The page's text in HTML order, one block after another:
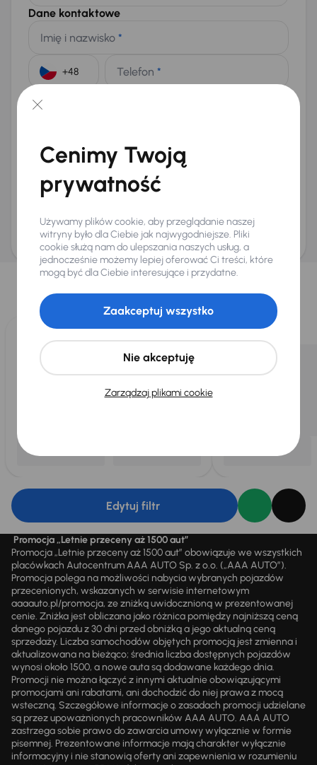
Dane kontaktowe
Imię i nazwisko *
Telefon *
E-mail
Na numer telefonu (opcjonalnie)
Wyślij zapytanie
ani zagwarantowaną dostępnością pojazdu. AURES Holdings a.s., z siedzibą
Dopraváků 874/15, Čimice, 184 00 Praga 8, będzie przechowywać i przetwarzać
Twoje dane osobowe zgodnie z zasadami ochrony i przetwarzaniadanych
osobowych
Wybraliśmy dla Ciebie
Wybieramy dla Ciebienajlepsze pojazdyz naszej oferty. Kupimy
dla Ciebiedo 400 pojazdówkażdego dnia.
Edytuj filtr
Promocja „Letnie przeceny aż 1500 aut”
Promocja „Letnie przeceny aż 1500 aut” obowiązuje we wszystkich
placówkach Autocentrum AAA AUTO Sp. z o.o. („AAA AUTO”).
Promocja polega na możliwości nabycia wybranych pojazdów
przecenionych, wskazanych w serwisie internetowym
aaaauto.pl/promocja, ze zniżką uwidocznioną w prezentowanej
cenie. Zniżka jest obliczana jako różnica pomiędzy najniższą ceną
danego pojazdu z 30 dni przed obniżką a jego aktualną ceną
sprzedaży. Liczba samochodów objętych promocją jest zmienna i
aktualizowana na bieżąco; średnia liczba dostępnych pojazdów
wynosi około 1500, a nowe auta są dodawane każdego dnia.
Promocji nie można łączyć z innymi aktualnie obowiązującymi
promocjami ani rabatami, ani dochodzić do niej prawa z mocą
wsteczną. Szczegółowe informacje o zasadach promocji udzielane
są przez upoważnionych pracowników AAA AUTO. AAA AUTO
zastrzega sobie prawo do zawarcia umowy wyłącznie w formie
pisemnej. Prezentowane informacje mają charakter wyłącznie
informacyjny i nie stanowią oferty ani zapewnienia w rozumieniu
Cenimy Twoją
prywatność
Używamy plików cookie, aby przeglądanie naszej
witryny było dla Ciebie jak najwygodniejsze. Pliki
cookie służą nam do ulepszania naszych usług, a
jednocześnie możemy lepiej oferować Ci treści, które
mogą być dla Ciebie interesujące i przydatne.
Zarządzaj plikami cookie
Nie akceptuję
Zaakceptuj wszystko